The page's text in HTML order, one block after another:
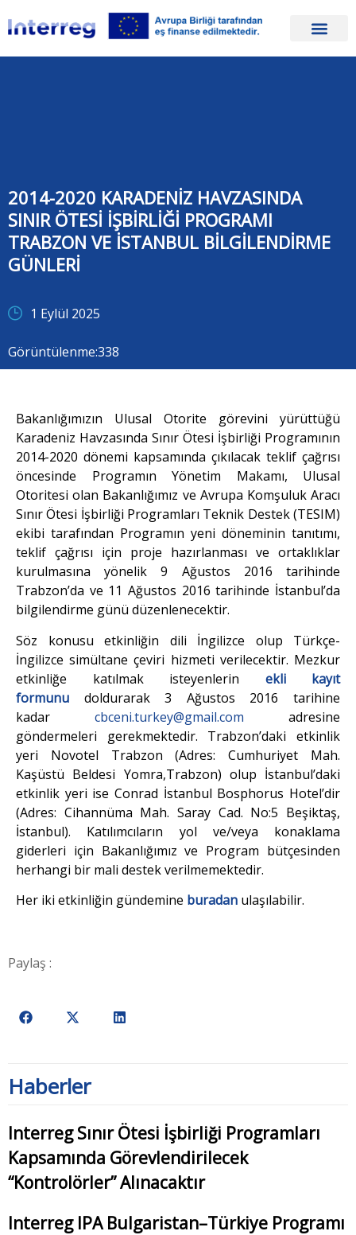
2014-2020 KARADENİZ HAVZASINDA
SINIR ÖTESİ İŞBİRLİĞİ PROGRAMI
TRABZON VE İSTANBUL BİLGİLENDİRME
GÜNLERİ
1 Eylül 2025
Görüntülenme:338
Bakanlığımızın Ulusal Otorite görevini yürüttüğü
Karadeniz Havzasında Sınır Ötesi İşbirliği Programının
2014-2020 dönemi kapsamında çıkılacak teklif çağrısı
öncesinde Programın Yönetim Makamı, Ulusal
Otoritesi olan Bakanlığımız ve Avrupa Komşuluk Aracı
Sınır Ötesi İşbirliği Programları Teknik Destek (TESIM)
ekibi tarafından Programın yeni döneminin tanıtımı,
teklif çağrısı için proje hazırlanması ve ortaklıklar
kurulmasına yönelik 9 Ağustos 2016 tarihinde
Trabzon’da ve 11 Ağustos 2016 tarihinde İstanbul’da
bilgilendirme günü düzenlenecektir.
Söz konusu etkinliğin dili İngilizce olup Türkçe-
İngilizce simültane çeviri hizmeti verilecektir. Mezkur
etkinliğe katılmak isteyenlerin ekli
kayıt
formunu doldurarak 3 Ağustos 2016 tarihine
kadar cbceni.turkey@gmail.com adresine
göndermeleri gerekmektedir. Trabzon’daki etkinlik
yeri Novotel Trabzon (Adres: Cumhuriyet Mah.
Kaşüstü Beldesi Yomra,Trabzon) olup İstanbul’daki
etkinlik yeri ise Conrad İstanbul Bosphorus Hotel’dir
(Adres: Cihannüma Mah. Saray Cad. No:5 Beşiktaş,
İstanbul). Katılımcıların yol ve/veya konaklama
giderleri için Bakanlığımız ve Program bütçesinden
herhangi bir mali destek verilmemektedir.
Her iki etkinliğin gündemine buradan ulaşılabilir.
Paylaş :
Haberler
Interreg Sınır Ötesi İşbirliği Programları
Kapsamında Görevlendirilecek
“Kontrolörler” Alınacaktır
Interreg IPA Bulgaristan–Türkiye Programı